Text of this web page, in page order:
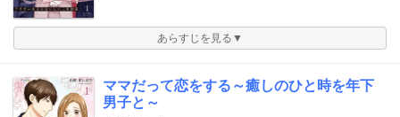
あらすじを見る▼
ママだって恋をする～癒しのひと時を年下
男子と～